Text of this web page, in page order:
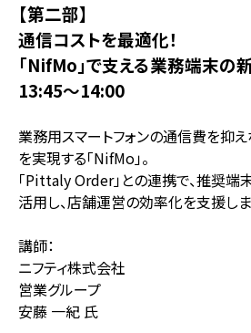
【第二部】
通信コストを最適化！
「NifMo」で支える業務端末の
13:45～14:00
業務用スマートフォンの通信費を抑
を実現する「NifMo」。
「Pittaly Order」との連携で、推奨端
活用し、店舗運営の効率化を支援しま
講師：
ニフティ株式会社
営業グループ
安藤 一紀 氏